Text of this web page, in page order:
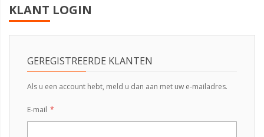
KLANT LOGIN
GEREGISTREERDE KLANTEN
Als u een account hebt, meld u dan aan met uw e-mailadres.
E-mail